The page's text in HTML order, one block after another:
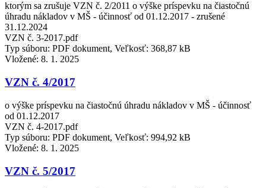
ktorým sa zrušuje VZN č. 2/2011 o výške príspevku na čiastočnú
úhradu nákladov v MŠ - účinnosť od 01.12.2017 - zrušené
31.12.2024
VZN č. 3-2017.pdf
Typ súboru: PDF dokument, Veľkosť: 368,87 kB
Vložené: 8. 1. 2025
VZN č. 4/2017
o výške príspevku na čiastočnú úhradu nákladov v MŠ - účinnosť
od 01.12.2017
VZN č. 4-2017.pdf
Typ súboru: PDF dokument, Veľkosť: 994,92 kB
Vložené: 8. 1. 2025
VZN č. 5/2017